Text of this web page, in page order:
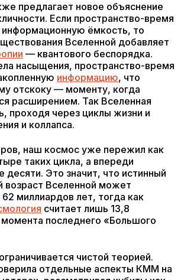
предлагает новое объяснение
Если пространство-время
ёмкость, то
Вселенной добавляет
— квантового беспорядка.
насыщения, пространство-время
информацию, что
отскоку — моменту, когда
расширением. Так Вселенная
проходя через циклы жизни и
и коллапса.
наш космос уже пережил как
таких цикла, а впереди
десяти. Это значит, что истинный
возраст Вселенной может
миллиардов лет, тогда как
считает лишь 13,8
последнего «Большого
чистой теорией.
отдельные аспекты КММ на